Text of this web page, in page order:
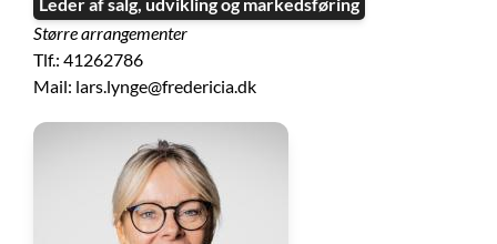
Større arrangementer
Tlf.: 41262786
Mail: lars.lynge@fredericia.dk